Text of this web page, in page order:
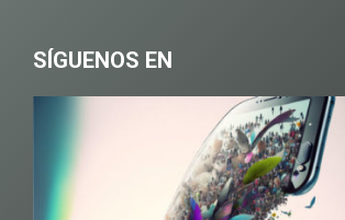
SÍGUENOS EN